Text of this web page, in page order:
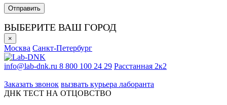
ВЫБЕРИТЕ ВАШ ГОРОД
×
Москва Санкт-Петербург
info@lab-dnk.ru 8 800 100 24 29 Расстанная 2к2
Заказать звонок вызвать курьера лаборанта
ДНК ТЕСТ НА ОТЦОВСТВО